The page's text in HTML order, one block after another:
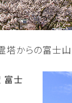
からの富士山
富士